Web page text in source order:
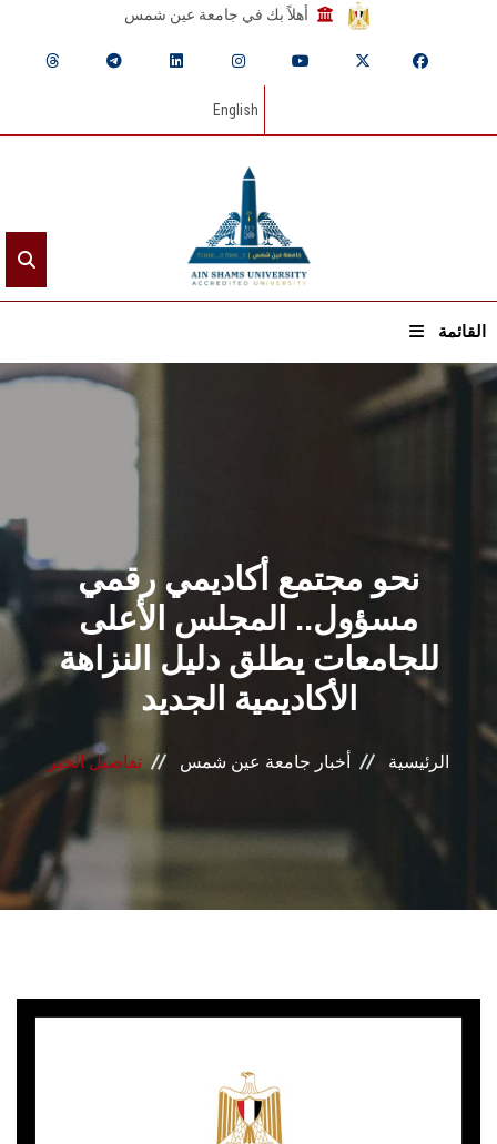
أهلاً بك في جامعة عين شمس
English
القائمة
القطاعـات
الشئون الأكاديمية
البحث العلمي
الرعاية الصحية
المراكز والوحدات
الأنظمة الذكية
الإعلام
الطلاب
نحو مجتمع أكاديمي رقمي
مسؤول.. المجلس الأعلى
للجامعات يطلق دليل النزاهة
الأكاديمية الجديد
الرئيسية أخبار جامعة عين شمس تفاصيل الخبر